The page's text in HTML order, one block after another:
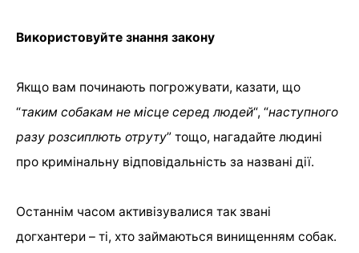
Використовуйте знання закону
Якщо вам починають погрожувати, казати, що
“таким собакам не місце серед людей“, “наступного
разу розсиплють отруту” тощо, нагадайте людині
про кримінальну відповідальність за названі дії.
Останнім часом активізувалися так звані
догхантери – ті, хто займаються винищенням собак.